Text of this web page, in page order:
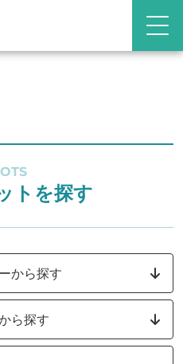
トを探す
から探す
ら探す